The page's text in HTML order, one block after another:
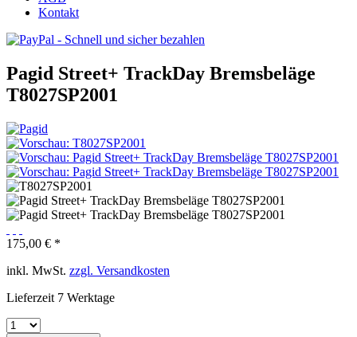
Kontakt
Pagid Street+ TrackDay Bremsbeläge
T8027SP2001
175,00 € *
inkl. MwSt. zzgl. Versandkosten
Lieferzeit 7 Werktage